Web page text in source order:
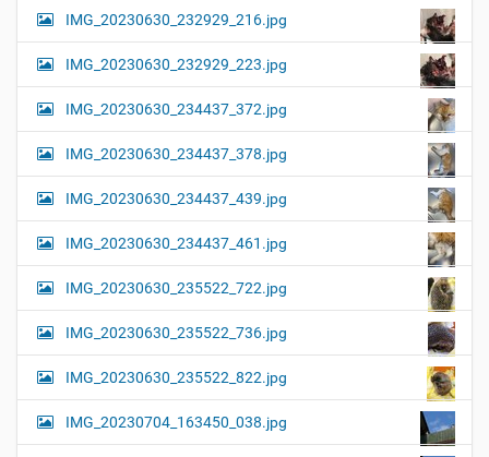
IMG_20230630_232929_216.jpg
IMG_20230630_232929_223.jpg
IMG_20230630_234437_372.jpg
IMG_20230630_234437_378.jpg
IMG_20230630_234437_439.jpg
IMG_20230630_234437_461.jpg
IMG_20230630_235522_722.jpg
IMG_20230630_235522_736.jpg
IMG_20230630_235522_822.jpg
IMG_20230704_163450_038.jpg